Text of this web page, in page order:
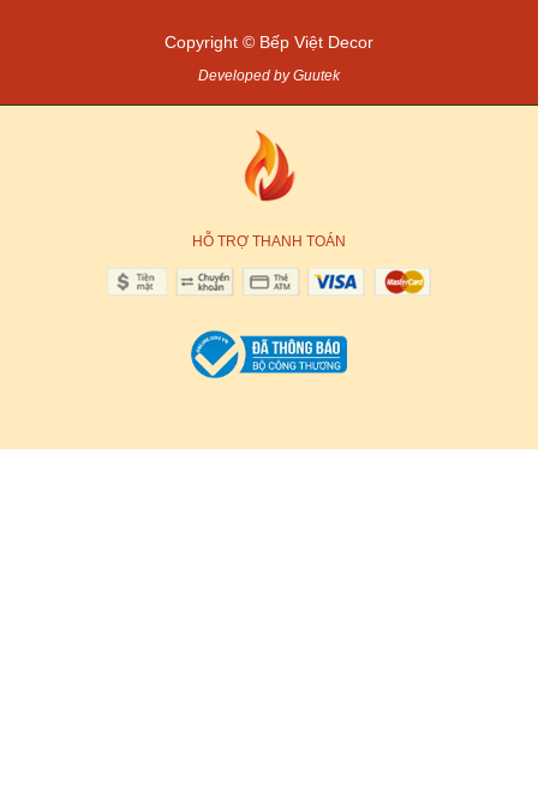
Copyright © Bếp Việt Decor
Developed by Guutek
HỖ TRỢ THANH TOÁN